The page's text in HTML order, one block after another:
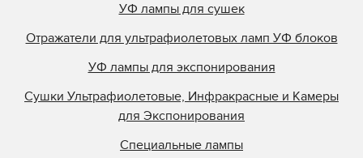
УФ лампы для сушек
Отражатели для ультрафиолетовых ламп УФ блоков
УФ лампы для экспонирования
Сушки Ультрафиолетовые, Инфракрасные и Камеры
для Экспонирования
Специальные лампы